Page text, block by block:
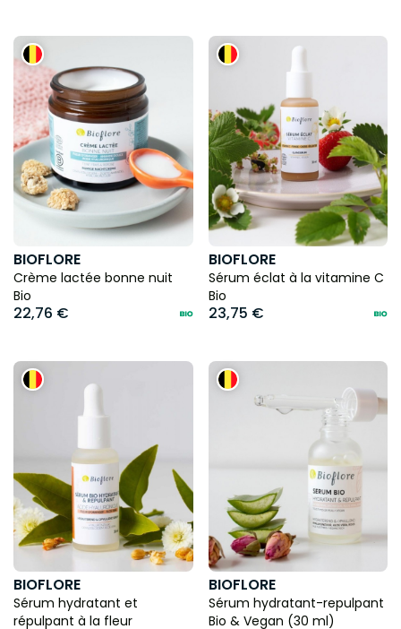
BIOFLORE
Crème lactée bonne nuit
Bio
22,76 €
BIOFLORE
Sérum éclat à la vitamine C
Bio
23,75 €
BIOFLORE
Sérum hydratant et
répulpant à la fleur
BIOFLORE
Sérum hydratant-repulpant
Bio & Vegan (30 ml)